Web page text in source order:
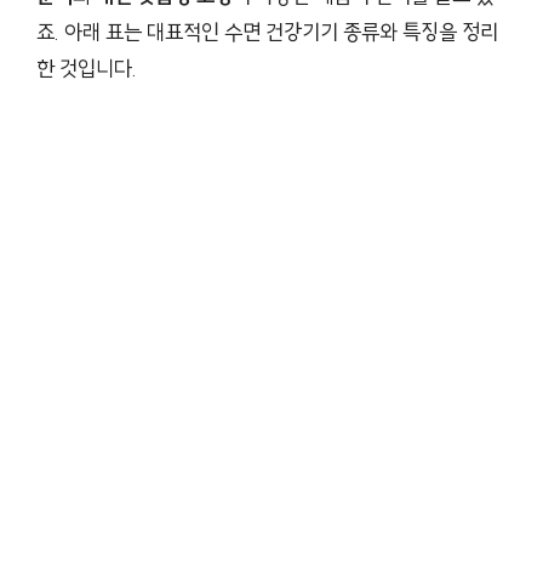
죠. 아래 표는 대표적인 수면 건강기기 종류와 특징을 정리
한 것입니다.